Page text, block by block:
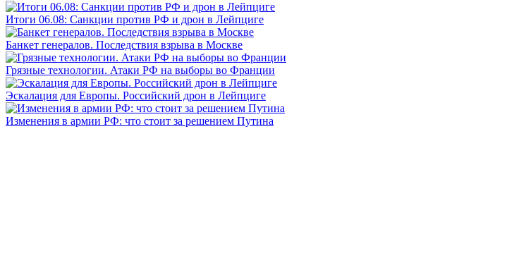
Итоги 06.08: Санкции против РФ и дрон в Лейпциге
Банкет генералов. Последствия взрыва в Москве
Грязные технологии. Атаки РФ на выборы во Франции
Эскалация для Европы. Российский дрон в Лейпциге
Изменения в армии РФ: что стоит за решением Путина